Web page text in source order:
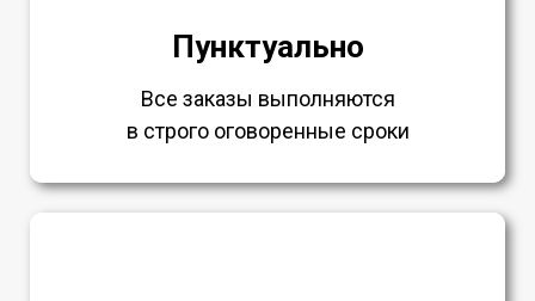
Пунктуально
Все заказы выполняются
в строго оговоренные сроки